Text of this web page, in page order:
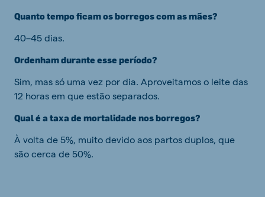
Quanto tempo ficam os borregos com as mães?
40–45 dias.
Ordenham durante esse período?
Sim, mas só uma vez por dia. Aproveitamos o leite das
12 horas em que estão separados.
Qual é a taxa de mortalidade nos borregos?
À volta de 5%, muito devido aos partos duplos, que
são cerca de 50%.